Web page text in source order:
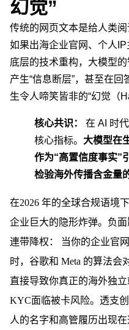
幻觉”
传统的网页文本是给人类
如果出海企业官网、个人
底层的技术重构，大模型
产生“信息断层”，甚至在
生令人啼笑皆非的“幻觉（
核心共识：
在 AI 时
核心指标。 大模型在
作为“高置信度事实”
检验海外传播含金量
在2026 年的全球合规语境
企业巨大的隐形炸弹。负
連带降权：
当你的企业官
时，谷歌和 Meta 的算法会
直接导致你真正的海外独
KYC面临被卡风险。透支
人的名字和高管履历出现